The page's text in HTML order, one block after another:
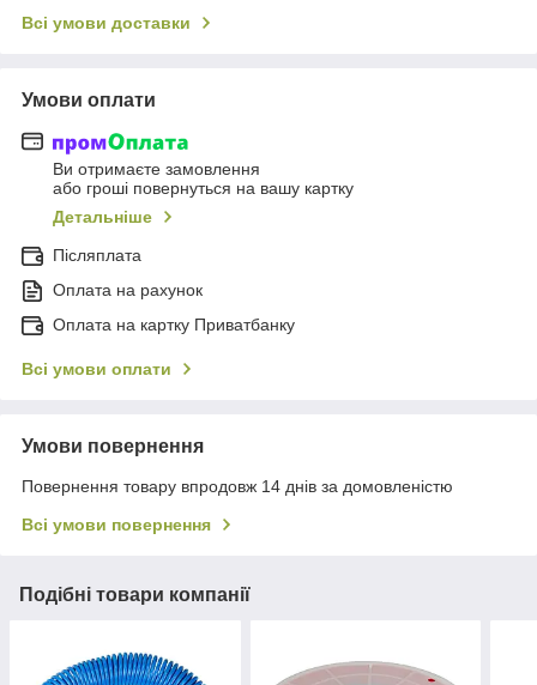
Всі умови доставки
Умови оплати
Ви отримаєте замовлення
або гроші повернуться на вашу картку
Детальніше
Післяплата
Оплата на рахунок
Оплата на картку Приватбанку
Всі умови оплати
Умови повернення
Повернення товару впродовж 14 днів за домовленістю
Всі умови повернення
Подібні товари компанії